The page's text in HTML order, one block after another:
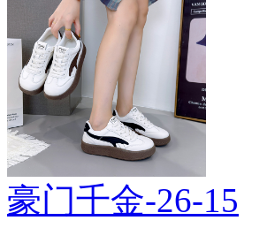
豪门千金-26-15